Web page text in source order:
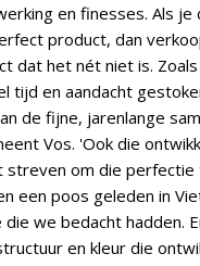
en finesses. Als je
product, dan
dat het nét niet is.
tijd en aandacht
de fijne, jarenlange
Vos. 'Ook die
streven om die perfectie
een poos geleden in
we bedacht hadden.
en kleur die